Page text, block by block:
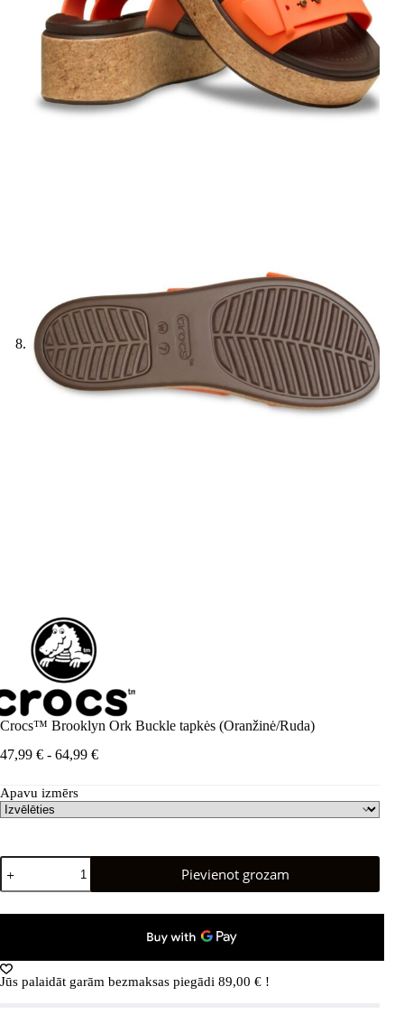
Crocs™ Brooklyn Ork Buckle tapkės (Oranžinė/Ruda)
47,99 € - 64,99 €Cenu
līdz
64,99 €
Apavu izmērs
Crocs™
Brooklyn
Ork
Pievienot grozam
Jūs palaidāt garām bezmaksas piegādi 89,00 € !